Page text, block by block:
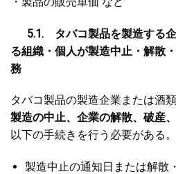
5.1. タバコ製品を製造する企
る組織・個人が製造中止・解散
務
タバコ製品の製造企業または酒
製造の中止、企業の解散、破産
以下の手続きを行う必要がある。
製造中止の通知日または解散